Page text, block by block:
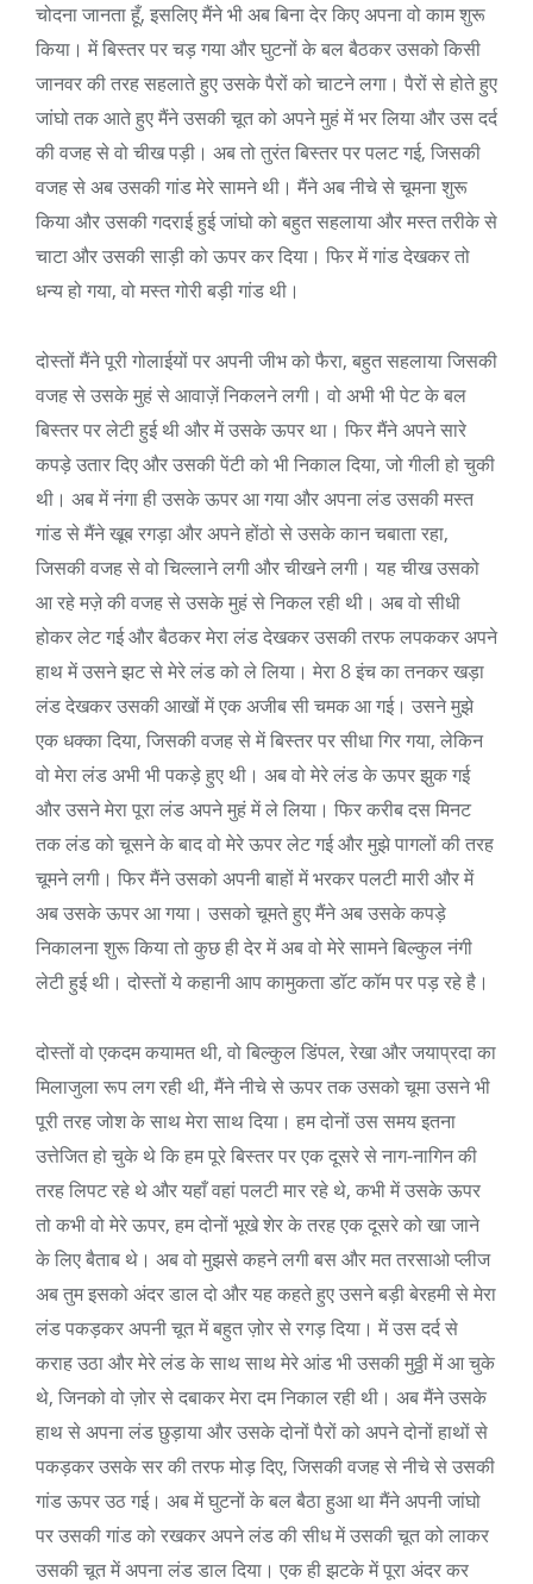
चोदना जानता हूँ, इसलिए मैंने भी अब बिना देर किए अपना वो काम शुरू
किया। में बिस्तर पर चड़ गया और घुटनों के बल बैठकर उसको किसी
जानवर की तरह सहलाते हुए उसके पैरों को चाटने लगा। पैरों से होते हुए
जांघो तक आते हुए मैंने उसकी चूत को अपने मुहं में भर लिया और उस दर्द
की वजह से वो चीख पड़ी। अब तो तुरंत बिस्तर पर पलट गई, जिसकी
वजह से अब उसकी गांड मेरे सामने थी। मैंने अब नीचे से चूमना शुरू
किया और उसकी गदराई हुई जांघो को बहुत सहलाया और मस्त तरीके से
चाटा और उसकी साड़ी को ऊपर कर दिया। फिर में गांड देखकर तो
धन्य हो गया, वो मस्त गोरी बड़ी गांड थी।
दोस्तों मैंने पूरी गोलाईयों पर अपनी जीभ को फैरा, बहुत सहलाया जिसकी
वजह से उसके मुहं से आवाज़ें निकलने लगी। वो अभी भी पेट के बल
बिस्तर पर लेटी हुई थी और में उसके ऊपर था। फिर मैंने अपने सारे
कपड़े उतार दिए और उसकी पेंटी को भी निकाल दिया, जो गीली हो चुकी
थी। अब में नंगा ही उसके ऊपर आ गया और अपना लंड उसकी मस्त
गांड से मैंने खूब रगड़ा और अपने होंठो से उसके कान चबाता रहा,
जिसकी वजह से वो चिल्लाने लगी और चीखने लगी। यह चीख उसको
आ रहे मज़े की वजह से उसके मुहं से निकल रही थी। अब वो सीधी
होकर लेट गई और बैठकर मेरा लंड देखकर उसकी तरफ लपककर अपने
हाथ में उसने झट से मेरे लंड को ले लिया। मेरा 8 इंच का तनकर खड़ा
लंड देखकर उसकी आखों में एक अजीब सी चमक आ गई। उसने मुझे
एक धक्का दिया, जिसकी वजह से में बिस्तर पर सीधा गिर गया, लेकिन
वो मेरा लंड अभी भी पकड़े हुए थी। अब वो मेरे लंड के ऊपर झुक गई
और उसने मेरा पूरा लंड अपने मुहं में ले लिया। फिर करीब दस मिनट
तक लंड को चूसने के बाद वो मेरे ऊपर लेट गई और मुझे पागलों की तरह
चूमने लगी। फिर मैंने उसको अपनी बाहों में भरकर पलटी मारी और में
अब उसके ऊपर आ गया। उसको चूमते हुए मैंने अब उसके कपड़े
निकालना शुरू किया तो कुछ ही देर में अब वो मेरे सामने बिल्कुल नंगी
लेटी हुई थी। दोस्तों ये कहानी आप कामुकता डॉट कॉम पर पड़ रहे है।
दोस्तों वो एकदम कयामत थी, वो बिल्कुल डिंपल, रेखा और जयाप्रदा का
मिलाजुला रूप लग रही थी, मैंने नीचे से ऊपर तक उसको चूमा उसने भी
पूरी तरह जोश के साथ मेरा साथ दिया। हम दोनों उस समय इतना
उत्तेजित हो चुके थे कि हम पूरे बिस्तर पर एक दूसरे से नाग-नागिन की
तरह लिपट रहे थे और यहाँ वहां पलटी मार रहे थे, कभी में उसके ऊपर
तो कभी वो मेरे ऊपर, हम दोनों भूखे शेर के तरह एक दूसरे को खा जाने
के लिए बैताब थे। अब वो मुझसे कहने लगी बस और मत तरसाओ प्लीज
अब तुम इसको अंदर डाल दो और यह कहते हुए उसने बड़ी बेरहमी से मेरा
लंड पकड़कर अपनी चूत में बहुत ज़ोर से रगड़ दिया। में उस दर्द से
कराह उठा और मेरे लंड के साथ साथ मेरे आंड भी उसकी मुठ्ठी में आ चुके
थे, जिनको वो ज़ोर से दबाकर मेरा दम निकाल रही थी। अब मैंने उसके
हाथ से अपना लंड छुड़ाया और उसके दोनों पैरों को अपने दोनों हाथों से
पकड़कर उसके सर की तरफ मोड़ दिए, जिसकी वजह से नीचे से उसकी
गांड ऊपर उठ गई। अब में घुटनों के बल बैठा हुआ था मैंने अपनी जांघो
पर उसकी गांड को रखकर अपने लंड की सीध में उसकी चूत को लाकर
उसकी चूत में अपना लंड डाल दिया। एक ही झटके में पूरा अंदर कर